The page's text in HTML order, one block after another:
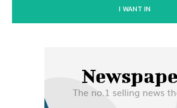
I WANT IN